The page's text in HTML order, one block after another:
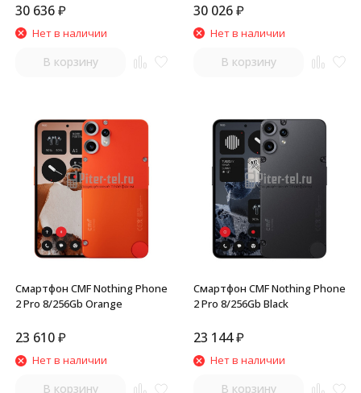
30 636₽
Нет в наличии
В корзину
30 026₽
Нет в наличии
В корзину
Смартфон CMF Nothing Phone
2 Pro 8/256Gb Orange
23 610₽
Нет в наличии
В корзину
Смартфон CMF Nothing Phone
2 Pro 8/256Gb Black
23 144₽
Нет в наличии
В корзину